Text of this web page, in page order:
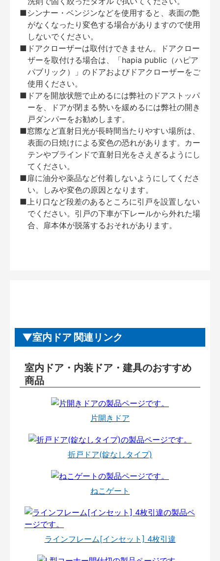
■シンナー・ベンジンなどを使用すると、表面の艶
がなくなったり変色する場合がありますので使用
しないでください。
■ドアクローザーは取付けできません。ドアクロー
ザーを取付ける場合は、「hapia public（ハピア
パブリック）」のドアおよびドアクローザーをご
使用ください。
■ドアを開放状態で止めるには弊社のドアストッパ
ーを、ドアが閉まる勢いを緩めるには弊社の開き
戸ダンパーをお勧めします。
■窓際など直射日光が長時間当たりやすい場所は、
表面の日焼けによる変色の恐れがあります。カー
テンやブラインドで直射日光をさえぎるようにし
てください。
■扉に油分や薬品など付着しないようにしてくださ
い。しみや変色の原因となります。
■上り口など段差のあるところに引戸を設置しない
でください。引戸の下車が下レールから外れた場
合、扉本体が脱落するおそれがあります。
室内ドア 関連リンク
室内ドア・内装ドア・建具のおすすめ
商品
片開きドア
折戸ドア(錠なしタイプ)
ねこゲート
ラインフレーム[インセット] 4枚引違